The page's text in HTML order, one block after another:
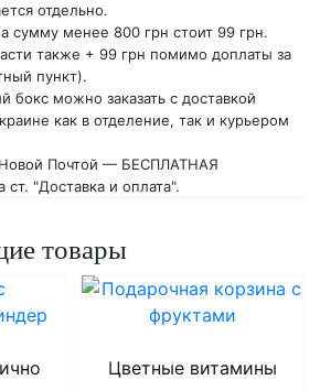
отдельно.
сумму менее 800 грн стоит 99 грн.
также + 99 грн помимо доплаты за
пункт).
бокс можно заказать с доставкой
как в отделение, так и курьером
Новой Почтой — БЕСПЛАТНАЯ
"Доставка и оплата".
товары
Цветные витамины